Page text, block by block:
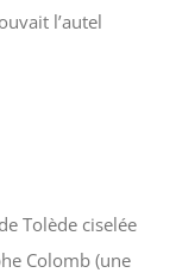
l’autel
Tolède ciselée
Colomb (une